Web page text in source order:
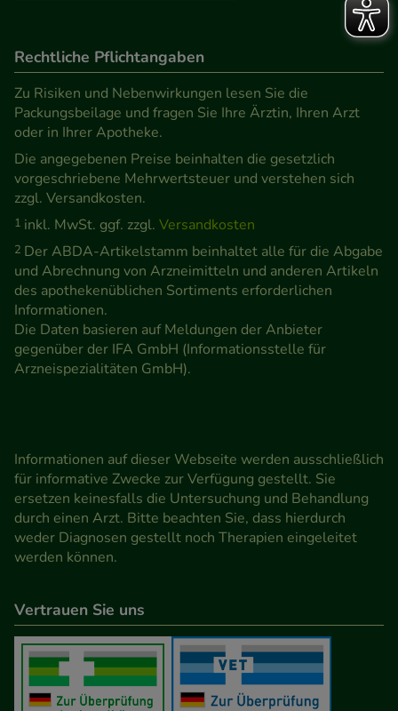
Rechtliche Pflichtangaben
Zu Risiken und Nebenwirkungen lesen Sie die
Packungsbeilage und fragen Sie Ihre Ärztin, Ihren Arzt
oder in Ihrer Apotheke.
Die angegebenen Preise beinhalten die gesetzlich
vorgeschriebene Mehrwertsteuer und verstehen sich
zzgl. Versandkosten.
1 inkl. MwSt. ggf. zzgl. Versandkosten
2 Der ABDA-Artikelstamm beinhaltet alle für die Abgabe
und Abrechnung von Arzneimitteln und anderen Artikeln
des apothekenüblichen Sortiments erforderlichen
Informationen.
Die Daten basieren auf Meldungen der Anbieter
gegenüber der IFA GmbH (Informationsstelle für
Arzneispezialitäten GmbH).
Informationen auf dieser Webseite werden ausschließlich
für informative Zwecke zur Verfügung gestellt. Sie
ersetzen keinesfalls die Untersuchung und Behandlung
durch einen Arzt. Bitte beachten Sie, dass hierdurch
weder Diagnosen gestellt noch Therapien eingeleitet
werden können.
Vertrauen Sie uns